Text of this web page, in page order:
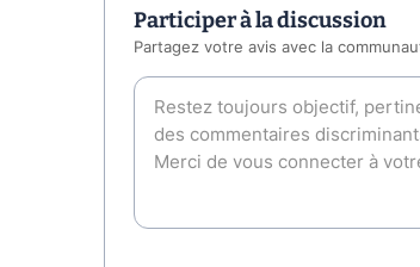
Participer à la discussion
Partagez votre avis avec la